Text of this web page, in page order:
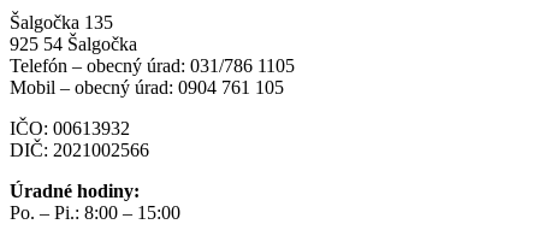
Šalgočka 135
925 54 Šalgočka
Telefón – obecný úrad: 031/786 1105
Mobil – obecný úrad: 0904 761 105
IČO: 00613932
DIČ: 2021002566
Úradné hodiny:
Po. – Pi.: 8:00 – 15:00